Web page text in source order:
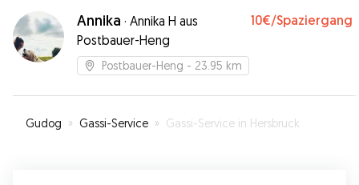
Annika · Annika H aus
Postbauer-Heng
10€/Spaziergang
Postbauer-Heng - 23.95 km
Gudog » Gassi-Service » Gassi-Service in Hersbruck